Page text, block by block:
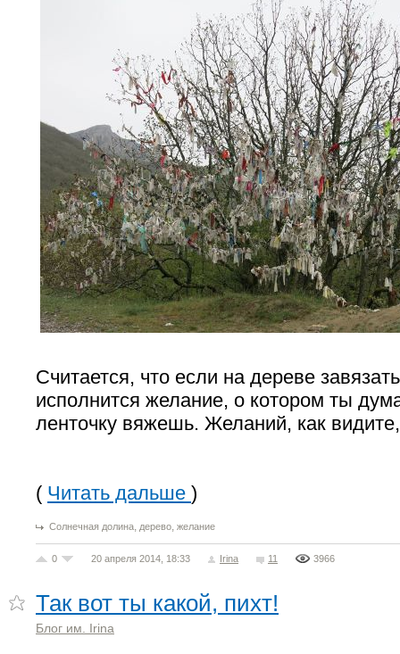
Считается, что если на дереве
исполнится желание, о котором ты
ленточку вяжешь. Желаний, как
( Читать дальше )
Солнечная долина, дерево, желание
0 20 апреля 2014, 18:33 Irina 11 3966
Так вот ты какой, пихт!
Блог им. Irina